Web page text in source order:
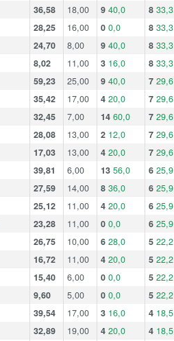
36,58 18,00 9 40,0 8 33,3
28,25 16,00 0 0,0 8 33,3
24,70 8,00 9 40,0 8 33,3
8,02 11,00 3 16,0 8 33,3
59,23 25,00 9 40,0 7 29,6
35,42 17,00 4 20,0 7 29,6
32,45 7,00 14 60,0 7 29,6
28,08 13,00 2 12,0 7 29,6
17,03 13,00 4 20,0 7 29,6
39,81 6,00 13 56,0 6 25,9
27,59 14,00 8 36,0 6 25,9
25,12 11,00 4 20,0 6 25,9
23,28 11,00 0 0,0 6 25,9
26,75 10,00 6 28,0 5 22,2
16,72 11,00 4 20,0 5 22,2
15,40 6,00 0 0,0 5 22,2
9,60 5,00 0 0,0 5 22,2
39,54 17,00 3 16,0 4 18,5
32,89 19,00 4 20,0 4 18,5